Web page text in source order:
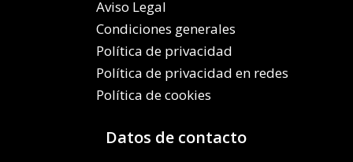
Aviso Legal
Condiciones generales
Política de privacidad
Política de privacidad en redes
Política de cookies
Datos de contacto